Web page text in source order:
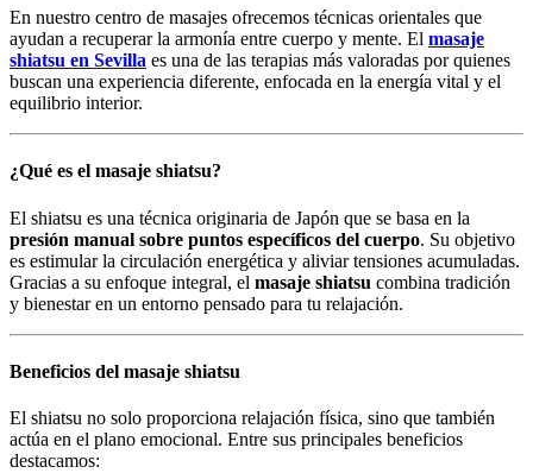
En nuestro centro de masajes ofrecemos técnicas orientales que
ayudan a recuperar la armonía entre cuerpo y mente. El masaje
shiatsu en Sevilla es una de las terapias más valoradas por quienes
buscan una experiencia diferente, enfocada en la energía vital y el
equilibrio interior.
¿Qué es el masaje shiatsu?
El shiatsu es una técnica originaria de Japón que se basa en la
presión manual sobre puntos específicos del cuerpo. Su objetivo
es estimular la circulación energética y aliviar tensiones acumuladas.
Gracias a su enfoque integral, el masaje shiatsu combina tradición
y bienestar en un entorno pensado para tu relajación.
Beneficios del masaje shiatsu
El shiatsu no solo proporciona relajación física, sino que también
actúa en el plano emocional. Entre sus principales beneficios
destacamos: